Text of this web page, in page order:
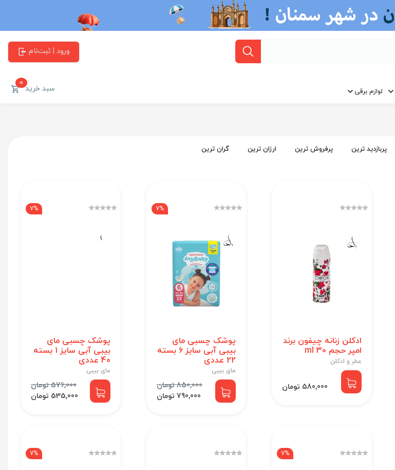
ورود | ثبت‌نام
لوازم برقی سبد خرید0
پربازدید ترین پرفروش ترین ارزان ترین گران ترین
ادکلن زنانه چیفون برند
امپر حجم 30 ml
عطر و ادکلن
580,000 تومان
7%
پوشک چسبی مای
بیبی آبی سایز 6 بسته
22 عددی
مای بیبی
850,000 تومان
790,000 تومان
7%
پوشک چسبی مای
بیبی آبی سایز 1 بسته
40 عددی
مای بیبی
576,000 تومان
535,000 تومان
7%
7%